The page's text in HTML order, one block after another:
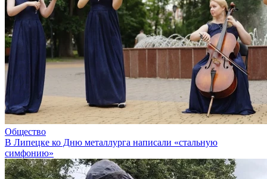
Общество
В Липецке ко Дню металлурга написали «стальную
симфонию»